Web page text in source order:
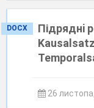
DOCX
Підряднi
26